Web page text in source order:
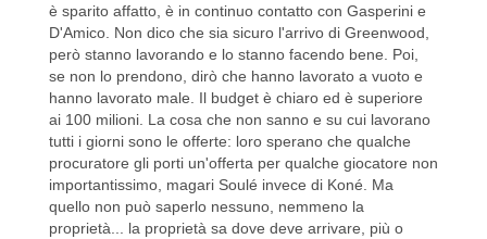
è sparito affatto, è in continuo contatto con Gasperini e
D'Amico. Non dico che sia sicuro l'arrivo di Greenwood,
però stanno lavorando e lo stanno facendo bene. Poi,
se non lo prendono, dirò che hanno lavorato a vuoto e
hanno lavorato male. Il budget è chiaro ed è superiore
ai 100 milioni. La cosa che non sanno e su cui lavorano
tutti i giorni sono le offerte: loro sperano che qualche
procuratore gli porti un'offerta per qualche giocatore non
importantissimo, magari Soulé invece di Koné. Ma
quello non può saperlo nessuno, nemmeno la
proprietà... la proprietà sa dove deve arrivare, più o